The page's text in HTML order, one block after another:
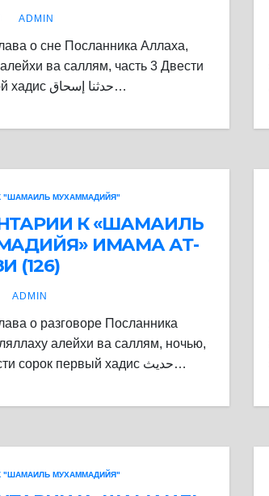
ADMIN
о сне Посланника Аллаха,
ва саллям, часть 3 Двести
сорок шестой хадис حدثنا إسحاق…
"ШАМАИЛЬ МУХАММАДИЙЯ"
К «ШАМАИЛЬ
ИМАМА АТ-
(126)
ADMIN
о разговоре Посланника
алейхи ва саллям, ночью,
часть 2 Двести сорок первый хадис حديث…
"ШАМАИЛЬ МУХАММАДИЙЯ"